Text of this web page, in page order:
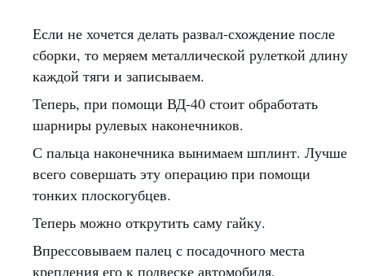
Если не хочется делать развал-схождение после
сборки, то меряем металлической рулеткой длину
каждой тяги и записываем.
Теперь, при помощи ВД-40 стоит обработать
шарниры рулевых наконечников.
С пальца наконечника вынимаем шплинт. Лучше
всего совершать эту операцию при помощи
тонких плоскогубцев.
Теперь можно открутить саму гайку.
Впрессовываем палец с посадочного места
крепления его к подвеске автомобиля.